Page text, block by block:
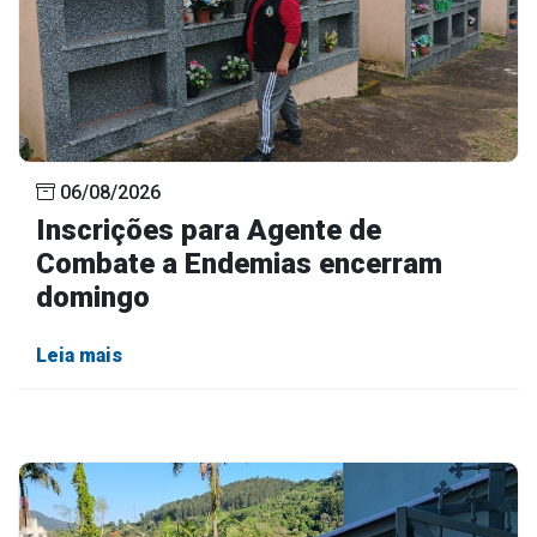
06/08/2026
Inscrições para Agente de
Combate a Endemias encerram
domingo
Leia mais